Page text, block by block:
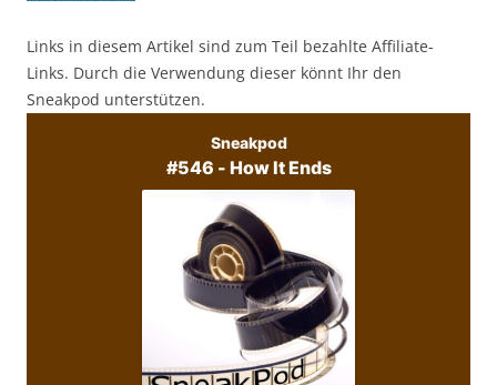
Links in diesem Artikel sind zum Teil bezahlte Affiliate-
Links. Durch die Verwendung dieser könnt Ihr den
Sneakpod unterstützen.